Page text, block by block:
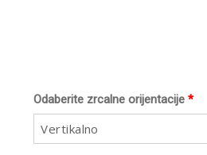
*
Odaberite zrcalne orijentacije
Vertikalno